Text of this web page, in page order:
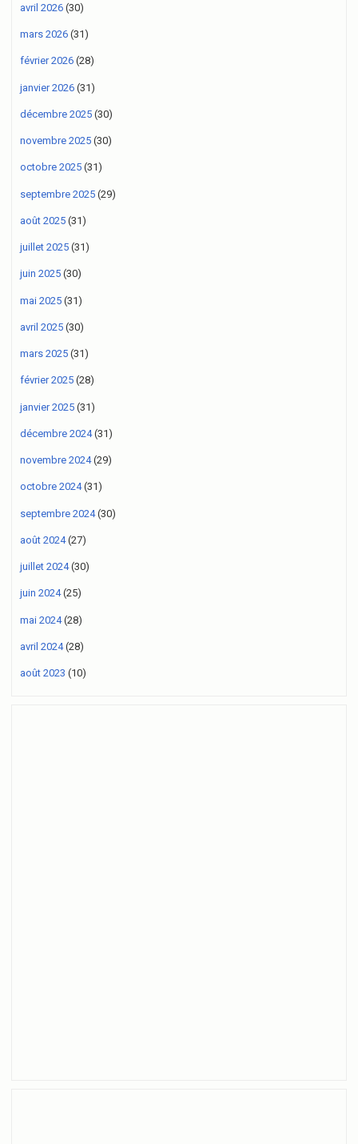
avril 2026 (30)
mars 2026 (31)
février 2026 (28)
janvier 2026 (31)
décembre 2025 (30)
novembre 2025 (30)
octobre 2025 (31)
septembre 2025 (29)
août 2025 (31)
juillet 2025 (31)
juin 2025 (30)
mai 2025 (31)
avril 2025 (30)
mars 2025 (31)
février 2025 (28)
janvier 2025 (31)
décembre 2024(31)
novembre 2024(29)
octobre 2024(31)
septembre 2024(30)
août 2024(27)
juillet 2024(30)
juin 2024(25)
mai 2024(28)
avril 2024(28)
août 2023 (10)